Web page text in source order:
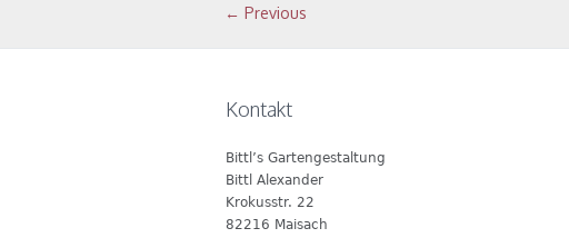
← Previous
Kontakt
Bittl’s Gartengestaltung
Bittl Alexander
Krokusstr. 22
82216 Maisach